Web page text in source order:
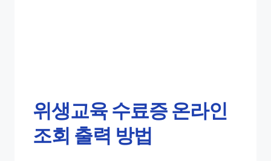
위생교육 수료증 온라인
조회 출력 방법